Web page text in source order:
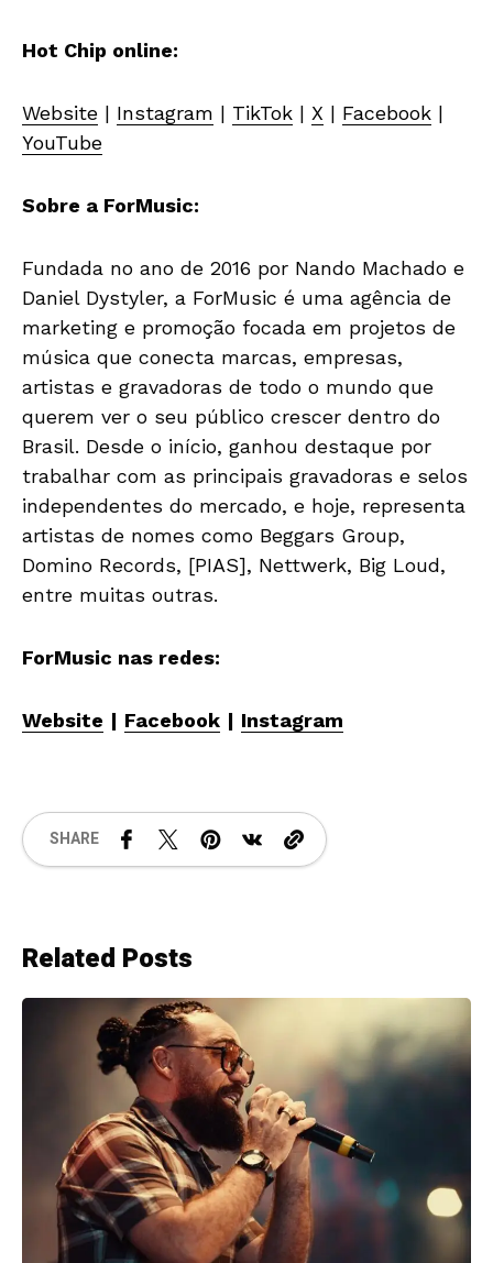
Hot Chip online:
Website | Instagram | TikTok | X | Facebook |
YouTube
Sobre a ForMusic:
Fundada no ano de 2016 por Nando Machado e
Daniel Dystyler, a ForMusic é uma agência de
marketing e promoção focada em projetos de
música que conecta marcas, empresas,
artistas e gravadoras de todo o mundo que
querem ver o seu público crescer dentro do
Brasil. Desde o início, ganhou destaque por
trabalhar com as principais gravadoras e selos
independentes do mercado, e hoje, representa
artistas de nomes como Beggars Group,
Domino Records, [PIAS], Nettwerk, Big Loud,
entre muitas outras.
ForMusic nas redes:
Website | Facebook | Instagram
SHARE
Related Posts